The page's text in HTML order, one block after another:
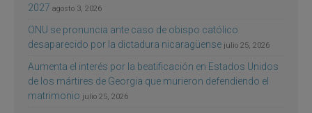
2027 agosto 3, 2026
ONU se pronuncia ante caso de obispo católico
desaparecido por la dictadura nicaragüense julio 25, 2026
Aumenta el interés por la beatificación en Estados Unidos
de los mártires de Georgia que murieron defendiendo el
matrimonio julio 25, 2026